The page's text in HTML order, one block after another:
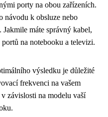
porty na obou zařízeních.
návodu k obsluze nebo
máte správný kabel,
na notebooku a televizi.
výsledku je důležité
frekvenci na vašem
závislosti na modelu vaší